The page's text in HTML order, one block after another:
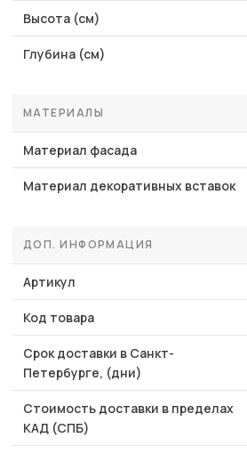
Высота (см)
Глубина (см)
МАТЕРИАЛЫ
Материал фасада
Материал декоративных вставок
ДОП. ИНФОРМАЦИЯ
Артикул
Код товара
Срок доставки в Санкт-
Петербурге, (дни)
Стоимость доставки в пределах
КАД (СПБ)